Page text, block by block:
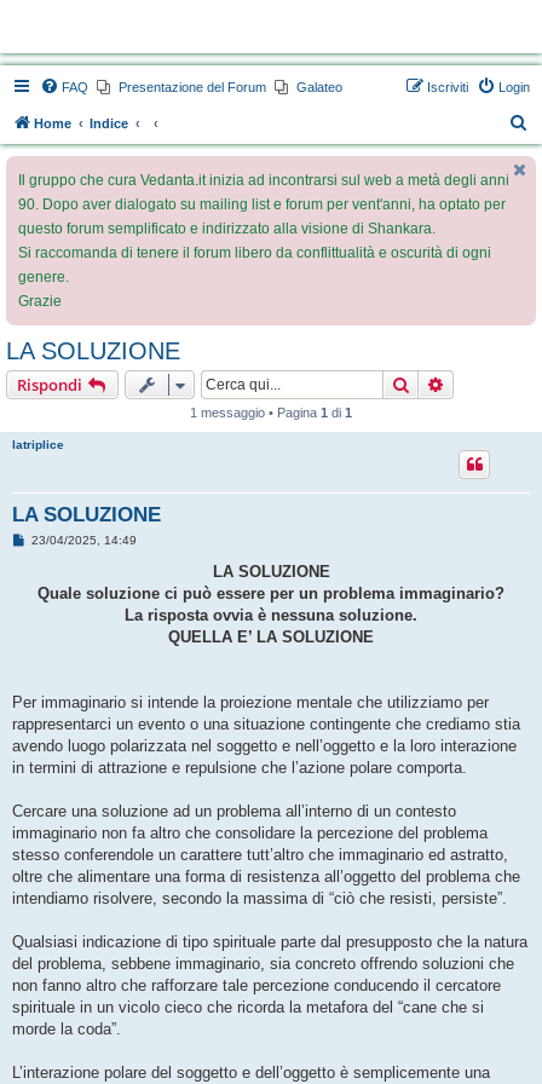
FAQ Presentazione del Forum Galateo Login
Iscriviti
Home Indice
e
Il gruppo che cura Vedanta.it inizia ad incontrarsi sul web a metà degli anni
90. Dopo aver dialogato su mailing list e forum per vent'anni, ha optato per
questo forum semplificato e indirizzato alla visione di Shankara.
Si raccomanda di tenere il forum libero da conflittualità e oscurità di ogni
genere.
Grazie
LA SOLUZIONE
Rispondi Cerca
1 messaggio • Pagina 1 di 1
latriplice
LA SOLUZIONE
M23/04/2025, 14:49
LA SOLUZIONE
Quale soluzione ci può essere per un problema immaginario?
La risposta ovvia è nessuna soluzione.
QUELLA E’ LA SOLUZIONE
Per immaginario si intende la proiezione mentale che utilizziamo per
rappresentarci un evento o una situazione contingente che crediamo stia
avendo luogo polarizzata nel soggetto e nell’oggetto e la loro interazione
in termini di attrazione e repulsione che l’azione polare comporta.
Cercare una soluzione ad un problema all’interno di un contesto
immaginario non fa altro che consolidare la percezione del problema
stesso conferendole un carattere tutt’altro che immaginario ed astratto,
oltre che alimentare una forma di resistenza all’oggetto del problema che
intendiamo risolvere, secondo la massima di “ciò che resisti, persiste”.
Qualsiasi indicazione di tipo spirituale parte dal presupposto che la natura
del problema, sebbene immaginario, sia concreto offrendo soluzioni che
non fanno altro che rafforzare tale percezione conducendo il cercatore
spirituale in un vicolo cieco che ricorda la metafora del “cane che si
morde la coda”.
L’interazione polare del soggetto e dell’oggetto è semplicemente una